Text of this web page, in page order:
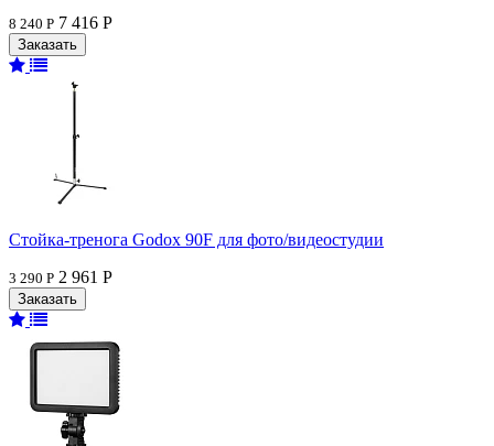
8 240 Р 7 416 Р
Стойка-тренога Godox 90F для фото/видеостудии
3 290 Р 2 961 Р